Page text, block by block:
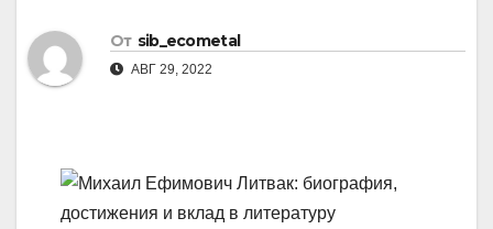
От sib_ecometal
АВГ 29, 2022